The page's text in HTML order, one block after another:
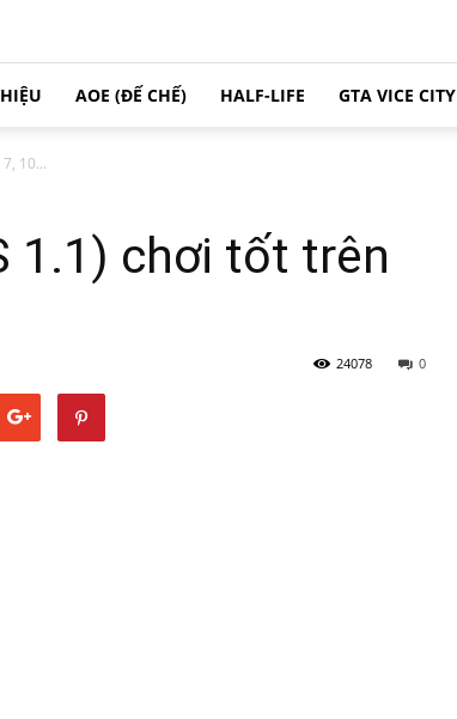
AOE (ĐẾ CHẾ) HALF-LIFE GTA VICE CITY
10...
1.1) chơi tốt trên
0
24078